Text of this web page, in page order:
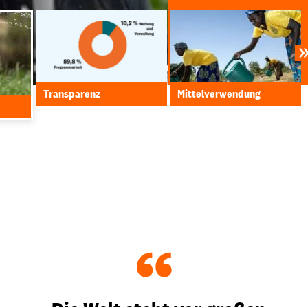
Transparenz Mittelverwendung
“